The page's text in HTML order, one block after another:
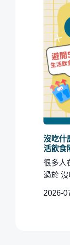
沒吃什
活飲食
很多人
過於 沒吃什麼體重上升 。這種 瘦不下
2026-